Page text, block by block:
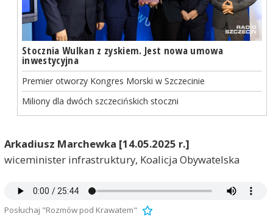
Stocznia Wulkan z zyskiem. Jest nowa umowa
inwestycyjna
Premier otworzy Kongres Morski w Szczecinie
Miliony dla dwóch szczecińskich stoczni
Arkadiusz Marchewka [14.05.2025 r.]
wiceminister infrastruktury, Koalicja Obywatelska
Posłuchaj "Rozmów pod Krawatem"